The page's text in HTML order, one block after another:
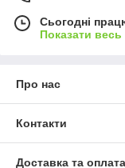
Сьогодні
Показати
Про нас
Контакти
Доставка та оплата